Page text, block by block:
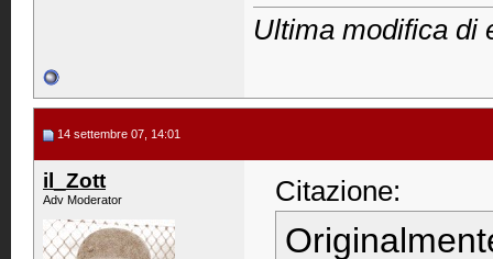
Ultima modifica di
14 settembre 07, 14:01
il_Zott
Adv Moderator Citazione: